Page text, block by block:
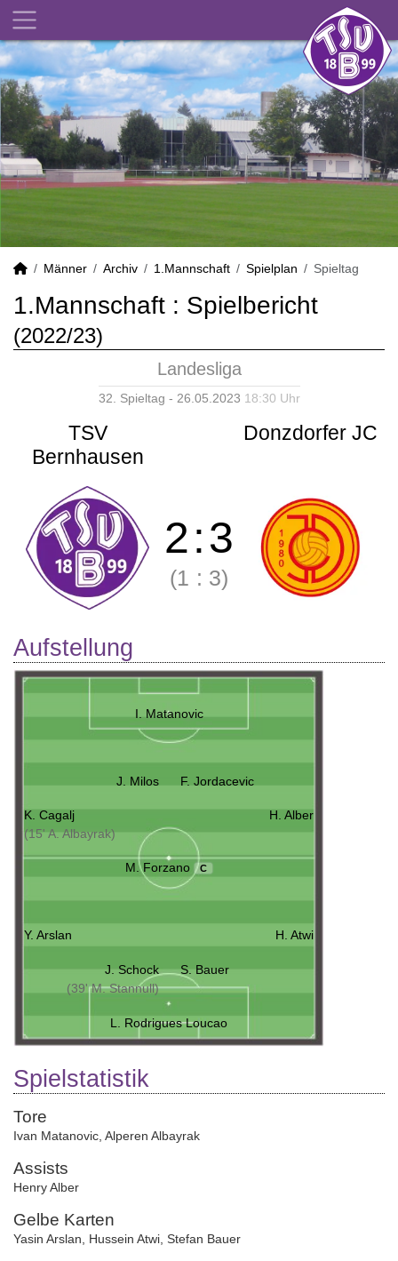
Männer Archiv 1.Mannschaft Spielplan Spieltag
1.Mannschaft : Spielbericht
(2022/23)
Landesliga
32. Spieltag - 26.05.2023 18:30 Uhr
TSV
Bernhausen
Donzdorfer JC
2:3
(1 : 3)
Aufstellung
I. Matanovic
J. Milos F. Jordacevic
K. Cagalj
(15' A. Albayrak)
H. Alber
M. Forzano C
Y. Arslan H. Atwi
J. Schock
(39' M. Stannull)
S. Bauer
L. Rodrigues Loucao
Spielstatistik
Tore
Ivan Matanovic Alperen Albayrak
Assists
Henry Alber
Gelbe Karten
Yasin Arslan Hussein Atwi Stefan Bauer